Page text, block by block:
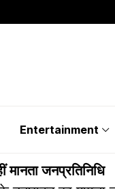
Entertainment
मानता जनप्रतिनिधि